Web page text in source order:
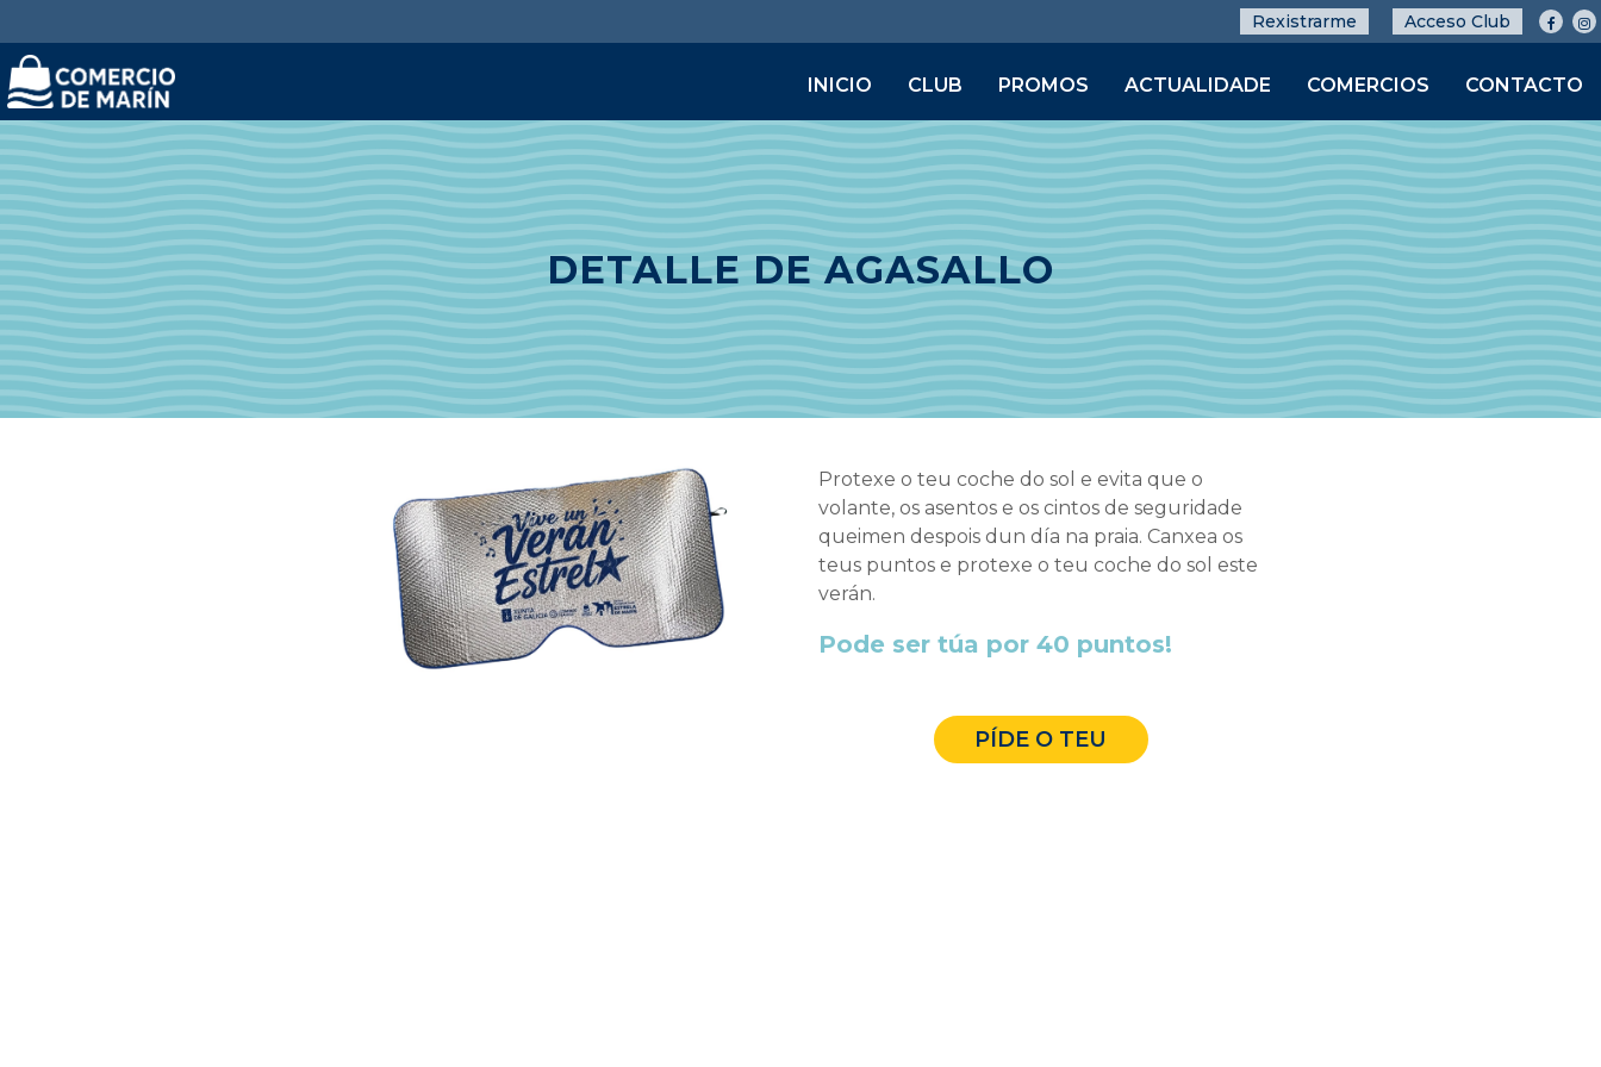
Rexistrarme Acceso Club
INICIO CLUB PROMOS ACTUALIDADE COMERCIOS CONTACTO
DETALLE DE AGASALLO
Protexe o teu coche do sol e evita que o
volante, os asentos e os cintos de seguridade
queimen despois dun día na praia. Canxea os
teus puntos e protexe o teu coche do sol este
verán.
Pode ser túa por 40 puntos!
PÍDE O TEU